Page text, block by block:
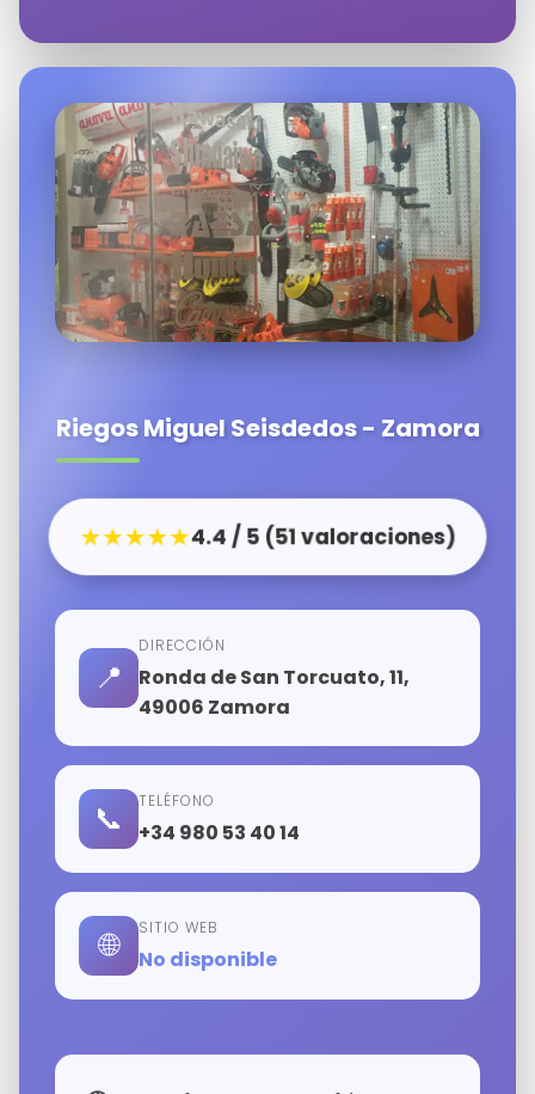
Riegos Miguel Seisdedos - Zamora
★★★★★4.4 / 5 (51 valoraciones)
📍
DIRECCIÓN
Ronda de San Torcuato, 11,
49006 Zamora
📞 TELÉFONO
+34 980 53 40 14
🌐 SITIO WEB
No disponible